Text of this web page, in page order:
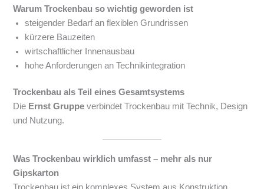
Warum Trockenbau so wichtig geworden ist
steigender Bedarf an flexiblen Grundrissen
kürzere Bauzeiten
wirtschaftlicher Innenausbau
hohe Anforderungen an Technikintegration
Trockenbau als Teil eines Gesamtsystems
Die Ernst Gruppe verbindet Trockenbau mit Technik, Design
und Nutzung.
Was Trockenbau wirklich umfasst – mehr als nur
Gipskarton